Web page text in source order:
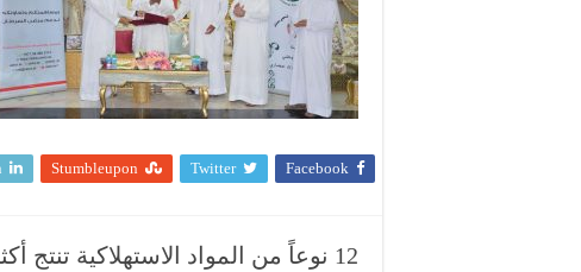
Facebook
Twitter
Stumbleupon
12 نوعاً من المواد الاستهلاكية